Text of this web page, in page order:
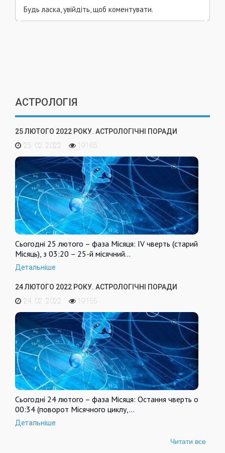
Будь ласка, увійдіть, щоб коментувати.
АСТРОЛОГІЯ
25 ЛЮТОГО 2022 РОКУ. АСТРОЛОГІЧНІ ПОРАДИ
25. 02. 2022
19165
Сьогодні 25 лютого – фаза Місяця: IV чверть (старий
Місяць), з 03:20 – 25-й місячний…
Детальніше
24 ЛЮТОГО 2022 РОКУ. АСТРОЛОГІЧНІ ПОРАДИ
24. 02. 2022
19155
Сьогодні 24 лютого – фаза Місяця: Остання чверть о
00:34 (поворот Місячного циклу,…
Детальніше
Читати все